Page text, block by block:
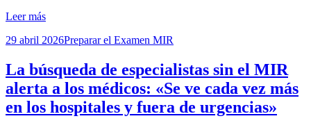
Leer más
Publicada
29 abril 2026Preparar el Examen MIR
La búsqueda de especialistas sin el MIR
alerta a los médicos: «Se ve cada vez más
en los hospitales y fuera de urgencias»